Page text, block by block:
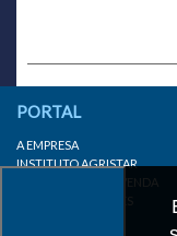
PORTAL
A EMPRESA
INSTITUTO AGRISTAR
DISTRIBUIDOR/REVENDA
LINKS IMPORTANTES